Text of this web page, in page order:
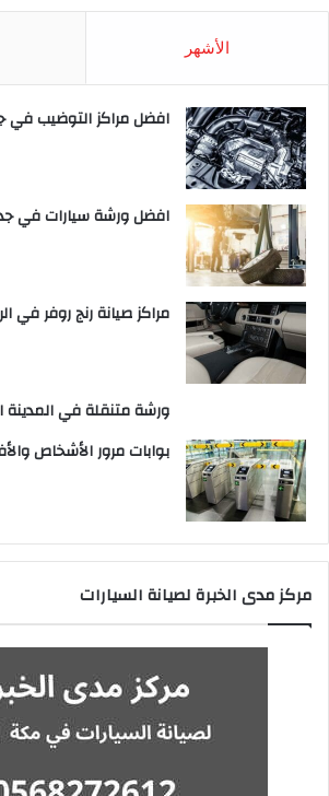
الأشهر
افضل مراكز التوضيب في
افضل ورشة سيارات في
مراكز صيانة رنج روفر في
ورشة متنقلة في المدينة
بوابات مرور الأشخاص
مركز مدى الخبرة لصيانة السيارات